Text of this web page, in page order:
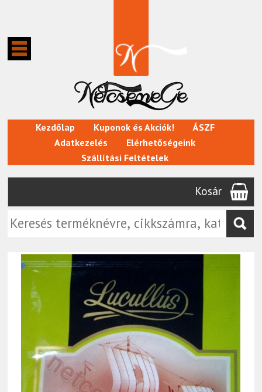
Kezdőlap Kuponok és Akciók!
ÁSZF
Adatkezelés
Elérhetőségeink
Szállítási Feltételek
Kosár